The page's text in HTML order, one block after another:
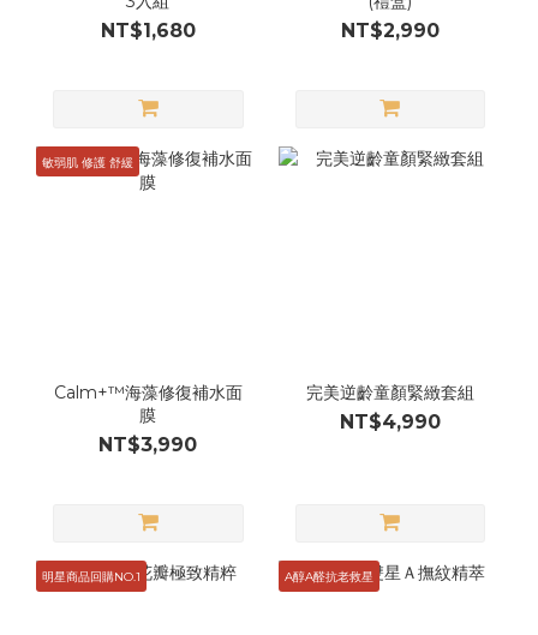
NT$1,680 NT$2,990
敏弱肌 修護 舒緩
Calm+™海藻修復補水面
膜
NT$3,990
完美逆齡童顏緊緻套組
NT$4,990
明星商品回購NO.1 A醇A醛抗老救星